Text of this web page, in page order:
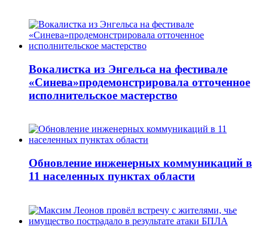
Вокалистка из Энгельса на фестивале
«Синева»продемонстрировала отточенное
исполнительское мастерство
Обновление инженерных коммуникаций в
11 населенных пунктах области